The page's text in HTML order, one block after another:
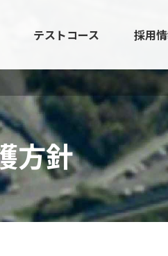
テストコース 採用
方針